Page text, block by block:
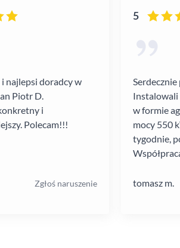
najlepsi doradcy w
Piotr D.
i
Polecam!!!
Zgłoś naruszenie
5
Instalowali
w formie
mocy 550
tygodnie,
tomasz m.